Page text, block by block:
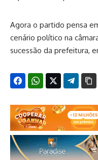
Agora o partido pensa
cenário político na
sucessão da prefeitura,